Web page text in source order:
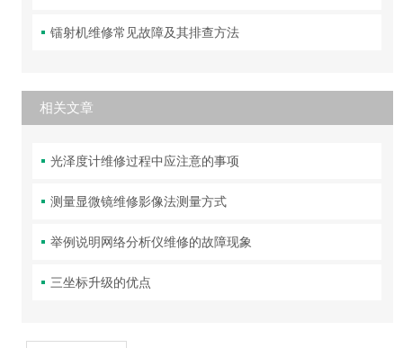
镭射机维修常见故障及其排查方法
相关文章
光泽度计维修过程中应注意的事项
测量显微镜维修影像法测量方式
举例说明网络分析仪维修的故障现象
三坐标升级的优点